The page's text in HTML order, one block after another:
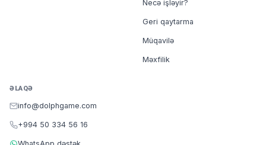
Necə işləyir?
Geri qaytarma
Müqavilə
Məxfilik
ƏLAQƏ
info@dolphgame.com
+994 50 334 56 16